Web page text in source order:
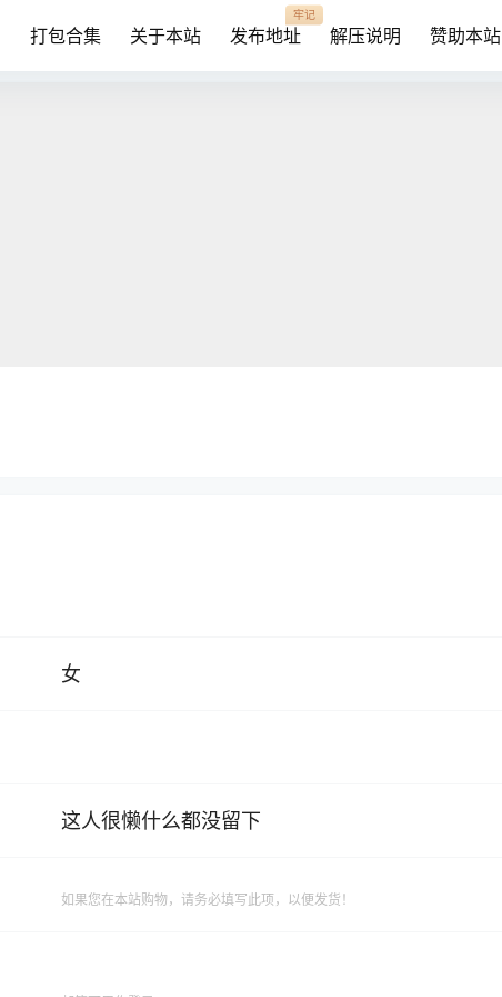
打包合集 关于本站 发布地址
牢记
解压说明 赞助本站
女
这人很懒什么都没留下
如果您在本站购物，请务必填写此项，以便发货！